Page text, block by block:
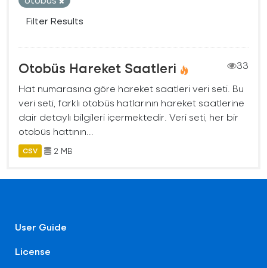
Filter Results
Otobüs Hareket Saatleri
33
Hat numarasına göre hareket saatleri veri seti. Bu
veri seti, farklı otobüs hatlarının hareket saatlerine
dair detaylı bilgileri içermektedir. Veri seti, her bir
otobüs hattının...
CSV 2 MB
User Guide
License